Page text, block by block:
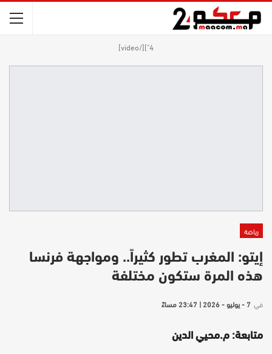
4"][/video]
رياضة
إيتو: المغرب تطور كثيراً.. ومواجهة فرنسا
هذه المرة ستكون مختلفة
في 7 - يوليو - 2026 | 23:47 مساءً
متابعة: م.محيي الدين